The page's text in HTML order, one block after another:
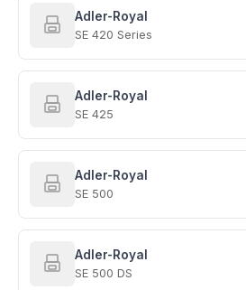
Adler-Royal
SE 420 Series
Adler-Royal
SE 425
Adler-Royal
SE 500
Adler-Royal
SE 500 DS